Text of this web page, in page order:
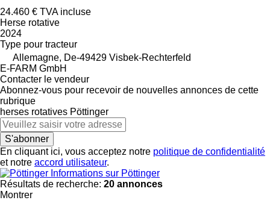
24.460 € TVA incluse
Herse rotative
2024
Type pour tracteur
Allemagne, De-49429 Visbek-Rechterfeld
E-FARM GmbH
Contacter le vendeur
Abonnez-vous pour recevoir de nouvelles annonces de cette
rubrique
herses rotatives Pöttinger
S'abonner
En cliquant ici, vous acceptez notre politique de confidentialité
et notre accord utilisateur.
Informations sur Pöttinger
Résultats de recherche: 20 annonces
Montrer